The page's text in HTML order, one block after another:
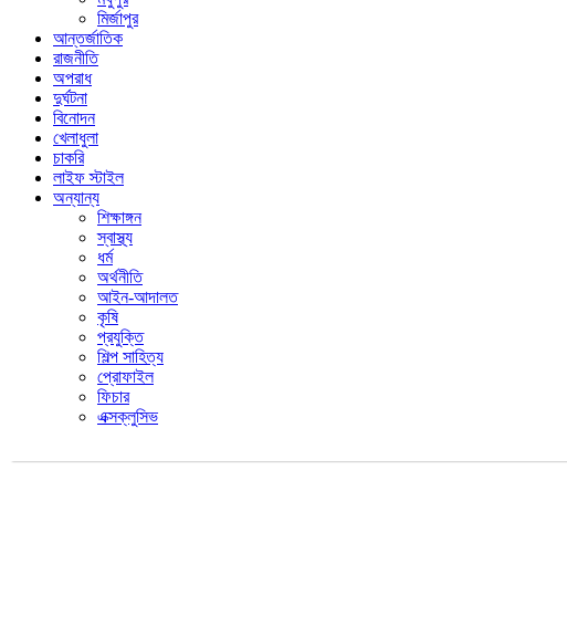
মির্জাপুর
আন্তর্জাতিক
রাজনীতি
অপরাধ
দুর্ঘটনা
বিনোদন
খেলাধুলা
চাকরি
লাইফ স্টাইল
অন্যান্য
শিক্ষাঙ্গন
স্বাস্থ্য
ধর্ম
অর্থনীতি
আইন-আদালত
কৃষি
প্রযুক্তি
শিল্প সাহিত্য
প্রোফাইল
ফিচার
এক্সক্লুসিভ